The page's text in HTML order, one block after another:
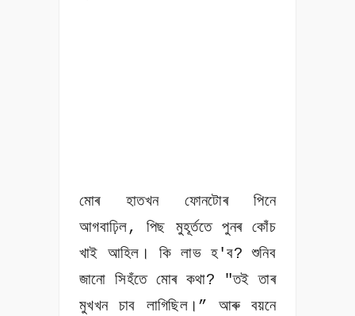
মোৰ হাতখন ফোনটোৰ পিনে
আগবাঢ়িল, পিছ মুহূৰ্ততে পুনৰ কোঁচ
খাই আহিল। কি লাভ হ'ব? শুনিব
জানো সিহঁতে মোৰ কথা? "তই তাৰ
মুখখন চাব লাগিছিল।” আৰু বয়নে